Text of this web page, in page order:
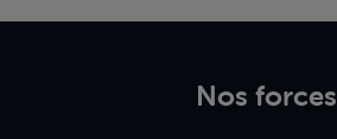
Nos forces